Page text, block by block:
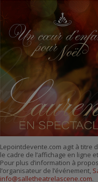
Lepointdevente.com agit à titre
le cadre de l’affichage en ligne
Pour plus d’information à
l’organisateur de l’événement,
info@salletheatrelascene.com.